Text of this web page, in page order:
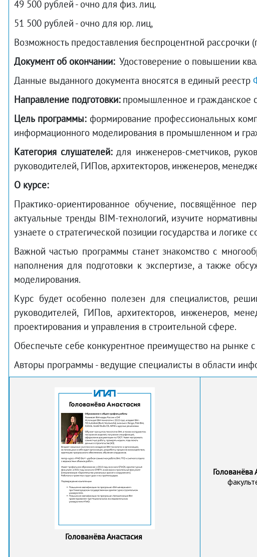
49 500 рублей - очно для физ. лиц.
51 500 рублей - очно для юр. лиц,
Возможность предоставления беспроцентной рассрочки
Документ об окончании:Удостоверение о повышении
Данные выданного документа вносятся в единый реестр
Направление подготовки:промышленное и гражданское
Цель программы:формирование профессиональных
информационного моделирования в промышленном и
Категория слушателей:для инженеров-сметчиков,
руководителей, ГИПов, архитекторов, инженеров,
О курсе:
Практико-ориентированное обучение, посвящённое
актуальные тренды BIM-технологий, изучите
узнаете о стратегической позиции государства и
Важной частью программы станет знакомство с
наполнения для подготовки к экспертизе, а также
моделирования.
Курс будет особенно полезен для специалистов,
руководителей, ГИПов, архитекторов, инженеров,
проектирования и управления в строительной сфере.
Обеспечьте себе конкурентное преимущество на
Авторы программы - ведущие специалисты в области
Голованёва Анастасия
Голованёва